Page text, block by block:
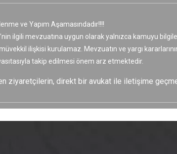
ve Yapım Aşamasındadır!!!!
ilgili mevzuatına uygun olarak yalnızca kamuyu
ilişkisi kurulamaz. Mevzuatın ve yargı
takip edilmesi önem arz etmektedir.
ziyaretçilerin, direkt bir avukat ile iletişime